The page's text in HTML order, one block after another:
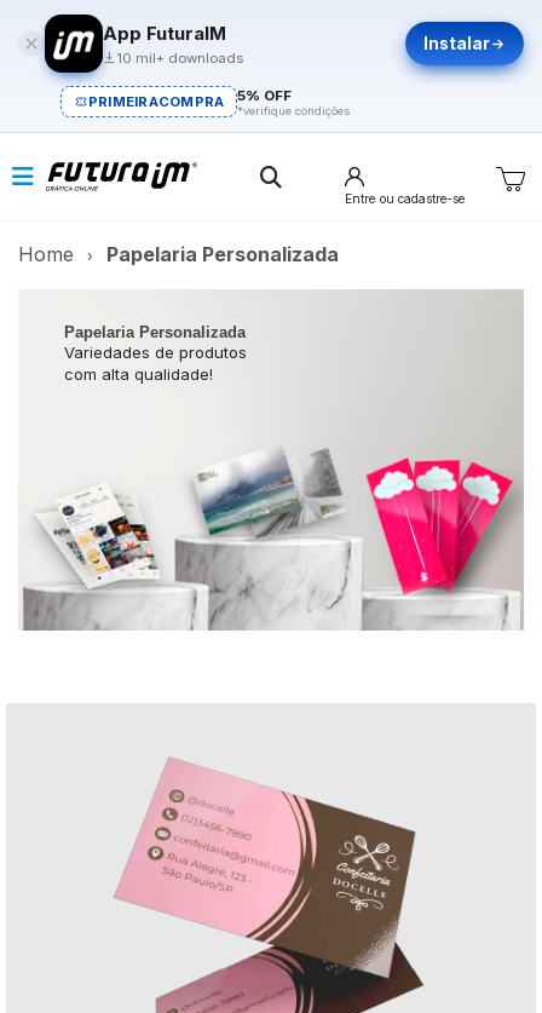
App FuturaIM
10 mil+ downloads
Instalar
PRIMEIRACOMPRA 5% OFF
*verifique condições
Entre ou cadastre-se
Home Papelaria Personalizada
Papelaria Personalizada
Variedades de produtos
com alta qualidade!